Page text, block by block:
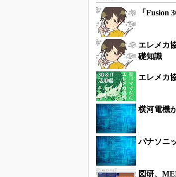
「Fusion
エレメカ
礎知識
エレメカ
横河電機
パナソニ
図研、